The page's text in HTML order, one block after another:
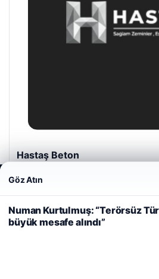
Hastaş Beton
Web sitemizi nasıl kullandığınızı daha
deneyiminizi kişiselleştirmek ve
kullanıyoruz.Çerez Politikamız
Reddet Kabul Et
Göz Atın
Numan Kurtulmuş: “Terörsüz
büyük mesafe alındı”